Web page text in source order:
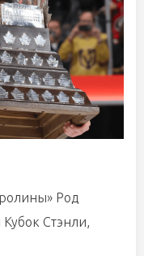
Род
Стэнли,